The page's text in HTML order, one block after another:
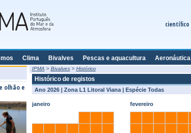
científico
Clima Bivalves Pescas e aquacultura Aeronáutica
olhão e
IPMA > Bivalves > Histórico
Histórico de registos
Ano 2026 | Zona L1 Litoral Viana | Espécie Todas
janeiro fevereiro